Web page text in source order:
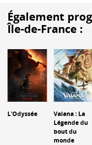
Également
Île-de-France :
L'Odyssée
Vaiana : La
Légende du
bout du
monde